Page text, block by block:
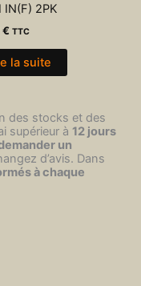
IN(F) 2PK
€ TTC
la suite
des stocks et des
supérieur à 12 jours
un
d’avis. Dans
à chaque